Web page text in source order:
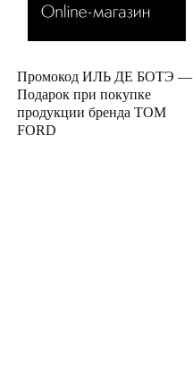
Промокод ИЛЬ ДЕ БОТЭ —
Подарок при покупке
продукции бренда TOM
FORD